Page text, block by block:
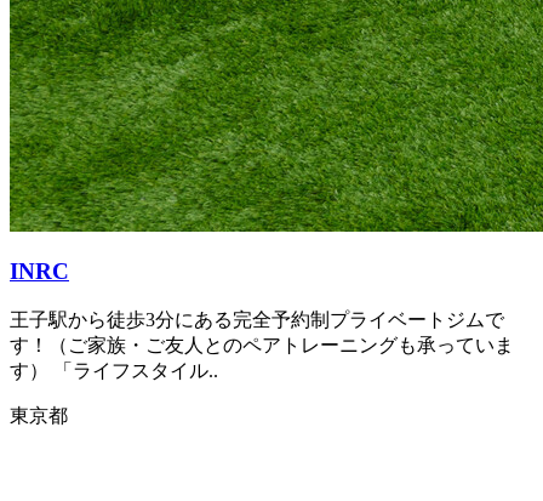
INRC
王子駅から徒歩3分にある完全予約制プライベートジムで
す！（ご家族・ご友人とのペアトレーニングも承っていま
す） 「ライフスタイル..
東京都